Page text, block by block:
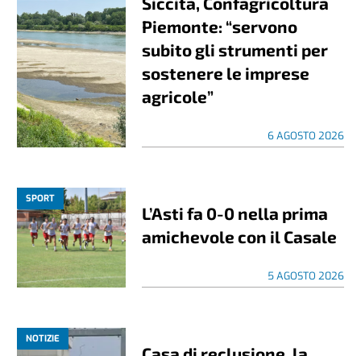
Piemonte: “servono
subito gli strumenti per
sostenere le imprese
agricole”
6 AGOSTO 2026
SPORT
L’Asti fa 0-0 nella prima
amichevole con il Casale
5 AGOSTO 2026
NOTIZIE